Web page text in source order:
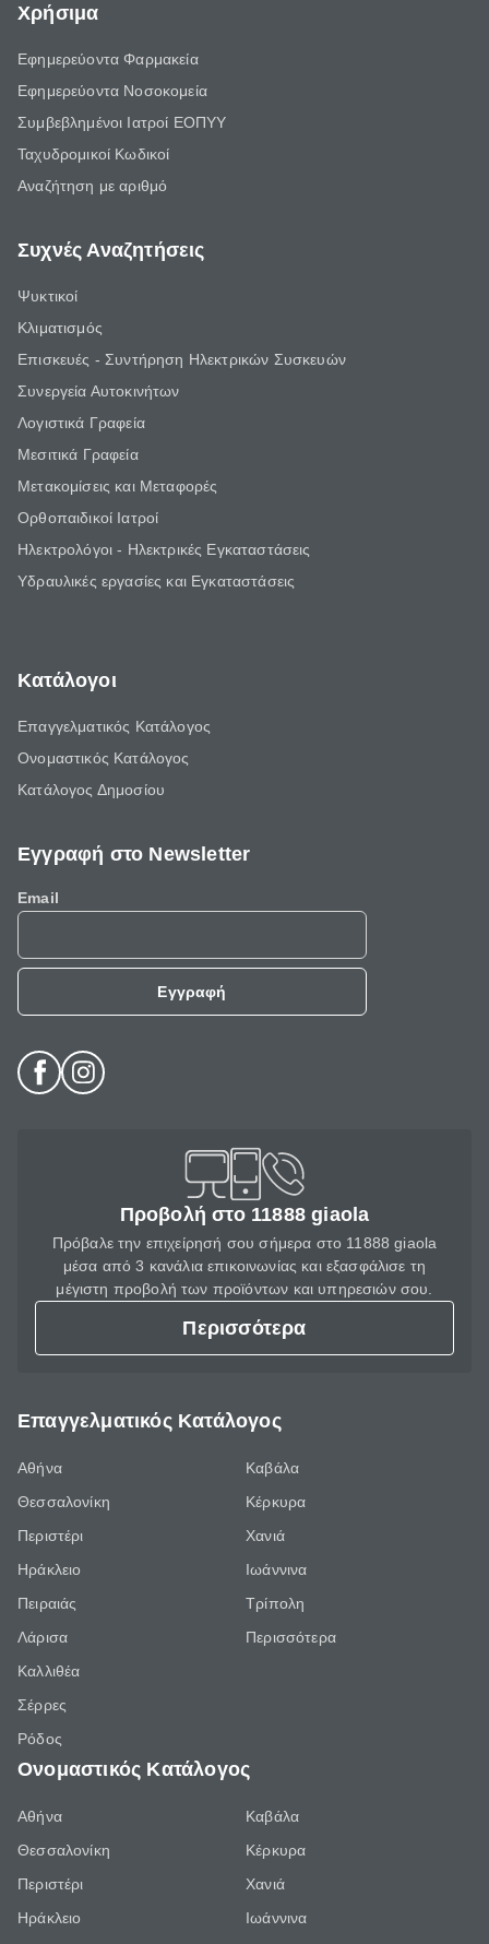
Χρήσιμα
Εφημερεύοντα Φαρμακεία
Εφημερεύοντα Νοσοκομεία
Συμβεβλημένοι Ιατροί ΕΟΠΥΥ
Ταχυδρομικοί Κωδικοί
Αναζήτηση με αριθμό
Συχνές Αναζητήσεις
Ψυκτικοί
Κλιματισμός
Επισκευές - Συντήρηση Ηλεκτρικών Συσκευών
Συνεργεία Αυτοκινήτων
Λογιστικά Γραφεία
Μεσιτικά Γραφεία
Μετακομίσεις και Μεταφορές
Ορθοπαιδικοί Ιατροί
Ηλεκτρολόγοι - Ηλεκτρικές Εγκαταστάσεις
Υδραυλικές εργασίες και Εγκαταστάσεις
Κατάλογοι
Επαγγελματικός Κατάλογος
Ονομαστικός Κατάλογος
Κατάλογος Δημοσίου
Εγγραφή στο Newsletter
Email
Εγγραφή
Προβολή στο 11888 giaola
Πρόβαλε την επιχείρησή σου σήμερα στο 11888 giaola
μέσα από 3 κανάλια επικοινωνίας και εξασφάλισε τη
μέγιστη προβολή των προϊόντων και υπηρεσιών σου.
Περισσότερα
Επαγγελματικός Κατάλογος
Αθήνα
Θεσσαλονίκη
Περιστέρι
Ηράκλειο
Πειραιάς
Λάρισα
Καλλιθέα
Σέρρες
Ρόδος
Καβάλα
Κέρκυρα
Χανιά
Ιωάννινα
Τρίπολη
Περισσότερα
Ονομαστικός Κατάλογος
Αθήνα
Θεσσαλονίκη
Περιστέρι
Ηράκλειο
Καβάλα
Κέρκυρα
Χανιά
Ιωάννινα